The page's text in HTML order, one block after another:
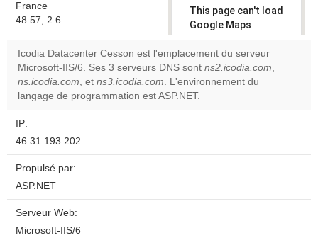
France
48.57, 2.6
This page can't load
Google Maps
correctly.
Do you
own this
Icodia Datacenter Cesson est l'emplacement du serveur
Microsoft-IIS/6. Ses 3 serveurs DNS sont ns2.icodia.com,
ns.icodia.com, et ns3.icodia.com. L'environnement du
langage de programmation est ASP.NET.
IP:
46.31.193.202
Propulsé par:
ASP.NET
Serveur Web:
Microsoft-IIS/6